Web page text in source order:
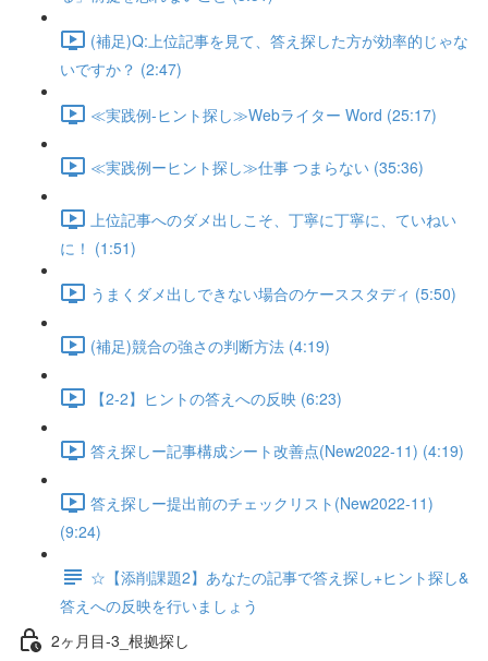
(補足)Q:上位記事を見て、答え探した方が効率的じゃな
いですか？ (2:47)
≪実践例-ヒント探し≫Webライター Word (25:17)
≪実践例ーヒント探し≫仕事 つまらない (35:36)
上位記事へのダメ出しこそ、丁寧に丁寧に、ていねい
に！ (1:51)
うまくダメ出しできない場合のケーススタディ (5:50)
(補足)競合の強さの判断方法 (4:19)
【2-2】ヒントの答えへの反映 (6:23)
答え探しー記事構成シート改善点(New2022-11) (4:19)
答え探しー提出前のチェックリスト(New2022-11)
(9:24)
☆【添削課題2】あなたの記事で答え探し+ヒント探し&
答えへの反映を行いましょう
2ヶ月目-3_根拠探し